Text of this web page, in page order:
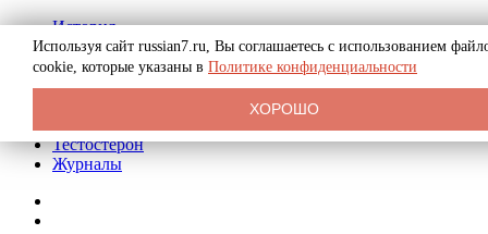
История
Биография
Криминал
Реклама на сайте
Тестостерон
Журналы
Используя сайт russian7.ru, Вы соглашаетесь с использованием
cookie, которые указаны в Политике конфиденциальности
ХОРОШО